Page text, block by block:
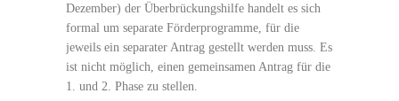
Dezember) der Überbrückungshilfe handelt es sich
formal um separate Förderprogramme, für die
jeweils ein separater Antrag gestellt werden muss. Es
ist nicht möglich, einen gemeinsamen Antrag für die
1. und 2. Phase zu stellen.